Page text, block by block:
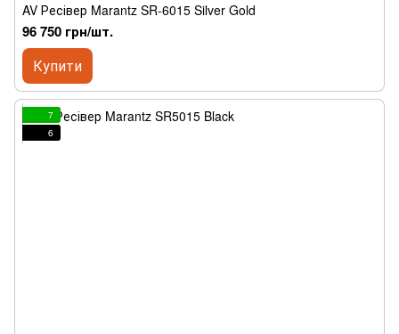
AV Ресівер Marantz SR-6015 Silver Gold
96 750 грн/шт.
Купити
7
6